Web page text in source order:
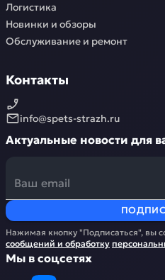
Логистика
Новинки и обзоры
Обслуживание и ремонт
Контакты
info@spets-strazh.ru
Актуальные новости для
Нажимая кнопку "Подписаться", вы
сообщений и обработку
Мы в соцсетях